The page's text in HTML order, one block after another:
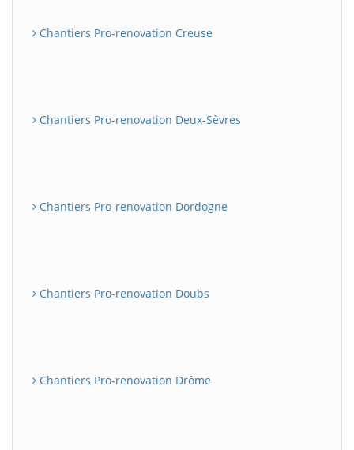
Chantiers Pro-renovation Creuse
Chantiers Pro-renovation Deux-Sèvres
Chantiers Pro-renovation Dordogne
Chantiers Pro-renovation Doubs
Chantiers Pro-renovation Drôme